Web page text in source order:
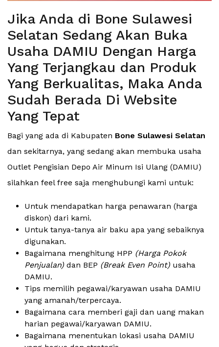
Jika Anda di Bone Sulawesi
Selatan Sedang Akan Buka
Usaha DAMIU Dengan Harga
Yang Terjangkau dan Produk
Yang Berkualitas, Maka Anda
Sudah Berada Di Website
Yang Tepat
Bagi yang ada di Kabupaten Bone Sulawesi Selatan
dan sekitarnya, yang sedang akan membuka usaha
Outlet Pengisian Depo Air Minum Isi Ulang (DAMIU)
silahkan feel free saja menghubungi kami untuk:
Untuk mendapatkan harga penawaran (harga
diskon) dari kami.
Untuk tanya-tanya air baku apa yang sebaiknya
digunakan.
Bagaimana menghitung HPP (Harga Pokok
Penjualan) dan BEP (Break Even Point) usaha
DAMIU.
Tips memilih pegawai/karyawan usaha DAMIU
yang amanah/terpercaya.
Bagaimana cara memberi gaji dan uang makan
harian pegawai/karyawan DAMIU.
Bagaimana menentukan lokasi usaha DAMIU